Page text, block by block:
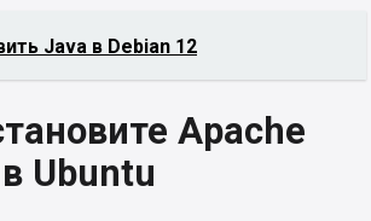
Java в Debian 12
Apache
Ubuntu